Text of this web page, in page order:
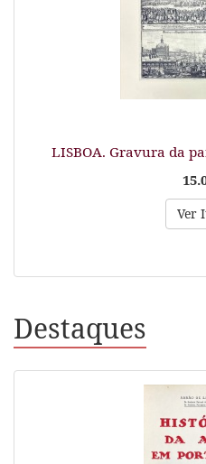
LISBOA. Gravura da
Ver
Destaques